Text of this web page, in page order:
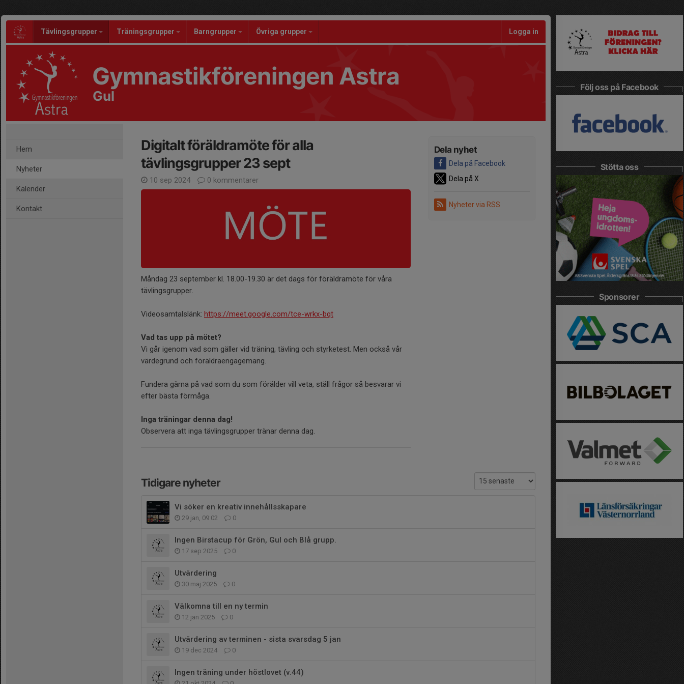
Tävlingsgrupper Träningsgrupper Barngrupper Övriga grupper Logga in
Gymnastikföreningen Astra
Gul
Hem
Nyheter
Kalender
Kontakt
Dela nyhet
Dela på Facebook
Dela på X
Nyheter via RSS
Digitalt föräldramöte för alla
tävlingsgrupper 23 sept
10 sep 2024 0 kommentarer
Måndag 23 september kl. 18.00-19.30 är det dags för föräldramöte för våra
tävlingsgrupper.
Videosamtalslänk: https://meet.google.com/tce-wrkx-bqt
Vad tas upp på mötet?
Vi går igenom vad som gäller vid träning, tävling och styrketest. Men också vår
värdegrund och föräldraengagemang.
Fundera gärna på vad som du som förälder vill veta, ställ frågor så besvarar vi
efter bästa förmåga.
Inga träningar denna dag!
Observera att inga tävlingsgrupper tränar denna dag.
Tidigare nyheter
Vi söker en kreativ innehållsskapare
29 jan, 09:02 0
Ingen Birstacup för Grön, Gul och Blå grupp.
17 sep 2025 0
Utvärdering
30 maj 2025 0
Välkomna till en ny termin
12 jan 2025 0
Utvärdering av terminen - sista svarsdag 5 jan
19 dec 2024 0
Ingen träning under höstlovet (v.44)
Följ oss på Facebook
Stötta oss
Sponsorer